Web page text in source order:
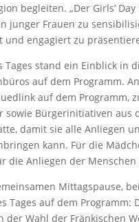
begleiten. „Der Girls’
junger Frauen zu
und engagiert zu
Tages stand ein Einblick in
auf dem Programm.
auf dem Programm,
sowie Bürgerinitiativen aus
damit sie alle Anliegen
kann. Für die
die Anliegen der
Mittagspause,
Tages auf dem
der Wahl der Fränkischen